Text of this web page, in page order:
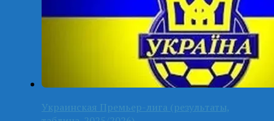
Украинская Премьер-лига (результаты,